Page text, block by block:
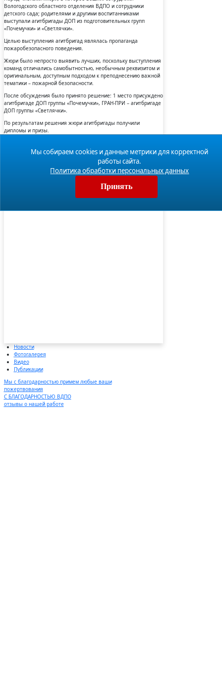
Вологодского областного отделения ВДПО и сотрудники
детского сада; родителями и другими воспитанниками
выступали агитбригады ДОП из подготовительных групп
«Почемучки» и «Светлячки».
Целью выступления агитбригад являлась пропаганда
пожаробезопасного поведения.
Жюри было непросто выявить лучших, поскольку выступления
команд отличались самобытностью, необычным реквизитом и
оригинальным, доступным подходом к преподнесению важной
тематики – пожарной безопасности.
После обсуждения было принято решение: 1 место присуждено
агитбригаде ДОП группы «Почемучки», ГРАН-ПРИ – агитбригаде
ДОП группы «Светлячки».
По результатам решения жюри агитбригады получили
дипломы и призы.
родители, показав сказку «Пожарный теремок». Команда
проекта благодарит родительское сообщество
подготовительных групп за активность и поддержку
реализации данного направления.
Новости
Фотогалерея
Видео
Публикации
Мы с благодарностью примем любые ваши
пожертвования
С БЛАГОДАРНОСТЬЮ ВДПО
отзывы о нашей работе
Мы собираем cookies и данные метрики для корректной
работы сайта.
Политика обработки персональных данных
Принять